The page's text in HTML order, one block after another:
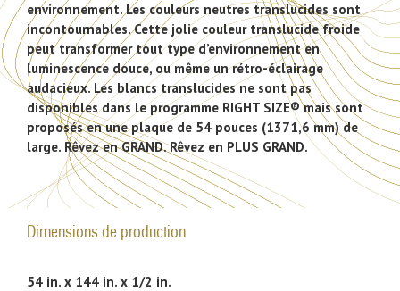
environnement. Les couleurs neutres translucides sont
incontournables. Cette jolie couleur translucide froide
peut transformer tout type d’environnement en
luminescence douce, ou même un rétro-éclairage
audacieux. Les blancs translucides ne sont pas
disponibles dans le programme RIGHT SIZE® mais sont
proposés en une plaque de 54 pouces (1371,6 mm) de
large. Rêvez en GRAND. Rêvez en PLUS GRAND.
Dimensions de production
54 in. x 144 in. x 1/2 in.